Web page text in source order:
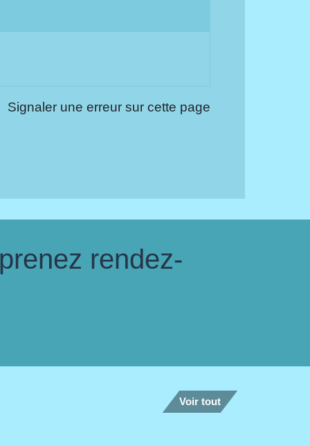
Signaler une erreur sur cette page
rendez-
Voir tout